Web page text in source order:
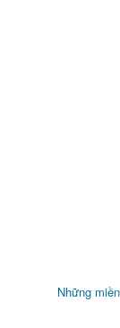
Những